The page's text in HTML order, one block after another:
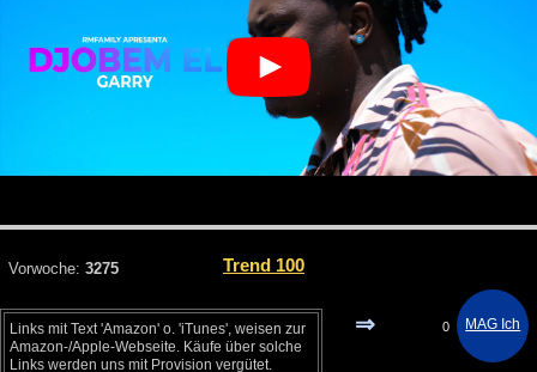
Vorwoche: 3275 Trend 100
Links mit Text 'Amazon' o. 'iTunes', weisen zur
Amazon-/Apple-Webseite. Käufe über solche
Links werden uns mit Provision vergütet.
⇒ 0